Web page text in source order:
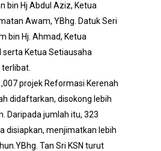
bin Hj Abdul Aziz, Ketua
Awam, YBhg. Datuk Seri
bin Hj. Ahmad, Ketua
serta Ketua Setiausaha
projek Reformasi Kerenah
didaftarkan, disokong lebih
Daripada jumlah itu, 323
disiapkan, menjimatkan lebih
Tan Sri KSN turut